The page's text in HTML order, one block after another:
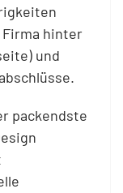
hinter
und
packendste